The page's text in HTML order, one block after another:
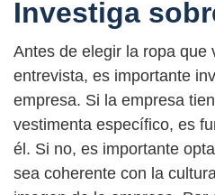
Investiga
Antes de elegir la ropa que
entrevista, es importante
empresa. Si la empresa
vestimenta específico, es
él. Si no, es importante
sea coherente con la